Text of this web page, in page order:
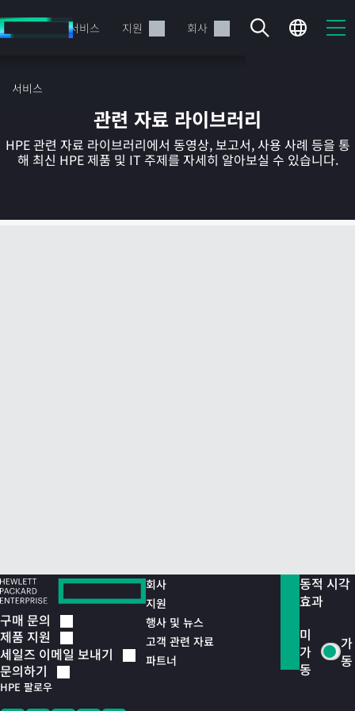
요
뛰
제품 서비스 지원 회사
서비스
현재 장바구니가 비어있습니다
관련 자료 라이브러리
HPE 관련 자료 라이브러리에서 동영상, 보고서, 사용 사례 등을 통
해 최신 HPE 제품 및 IT 주제를 자세히 알아보실 수 있습니다.
구매 문의
제품 지원
세일즈 이메일 보내기
문의하기
HPE 팔로우
회사
지원
행사 및 뉴스
고객 관련 자료
파트너
동적 시각
효과
미
가
동
가
동